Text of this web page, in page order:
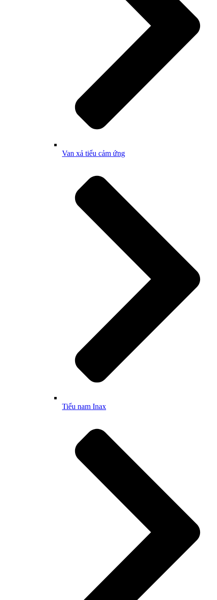
Van xả tiểu cảm ứng
Tiểu nam Inax